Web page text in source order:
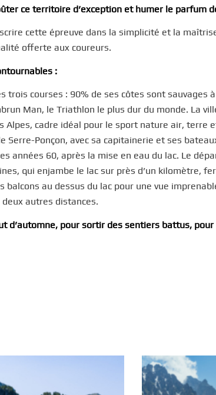
ce territoire d’exception et humer le parfum
cette épreuve dans la simplicité et la
offerte aux coureurs.
:
trois courses : 90% de ses côtes sont sauvages
Man, le Triathlon le plus dur du monde. La
cadre idéal pour le sport nature air, terre
Serre-Ponçon, avec sa capitainerie et ses
années 60, après la mise en eau du lac. Le
qui enjambe le lac sur près d’un kilomètre,
au dessus du lac pour une vue
autres distances.
d’automne, pour sortir des sentiers battus,